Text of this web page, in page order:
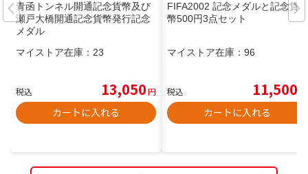
青函トンネル開通記念貨幣及び
瀬戸大橋開通記念貨幣発行記念
メダル
マイストア在庫： 23
税込 13,050円
カートに入れる
FIFA2002 記念メダルと記念貨
幣500円3点セット
マイストア在庫： 96
税込 11,500
カートに入れる